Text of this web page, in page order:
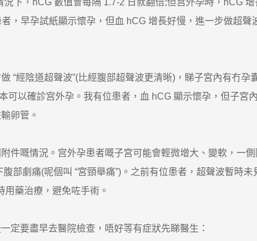
，hCG 數值會每隔 1.7-2 日就翻倍;但宫外孕時，hCG 增
，早孕試紙顯示懷孕，但血 hCG 增長好慢，進一步做超
經陰道超聲波”(比經腹部超聲波更清晰)，睇子宮內有冇孕
本可以確診宫外孕。我有位患者，血 hCG 顯示懷孕，但子
卵管。
嘅情況。宫外孕患者嘅子宮可能會輕微增大、變軟，一
部劇痛(呢個叫 “宮頸舉痛”)。之前有位患者，超聲波暫時
用藥治療，避免咗手術。
要盡早去醫院檢查，唔好等有症狀先睇醫生：